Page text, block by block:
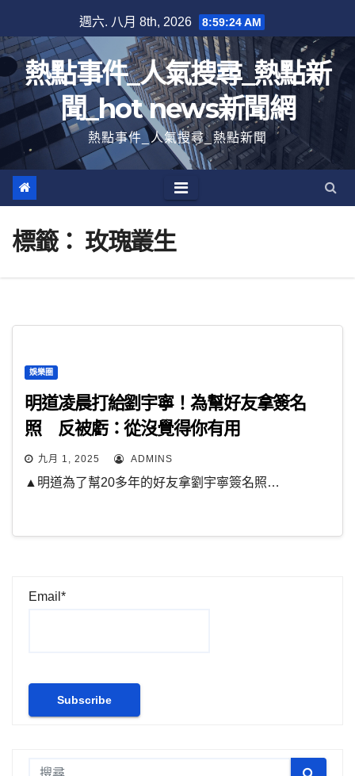
至
內
容
週六. 八月 8th, 2026 8:59:24 AM
熱點事件_人氣搜尋_熱點新
聞_hot news新聞網
熱點事件_人氣搜尋_熱點新聞
標籤： 玫瑰叢生
娛樂圈
明道凌晨打給劉宇寧！為幫好友拿簽名
照 反被虧：從沒覺得你有用
九月 1, 2025 ADMINS
▲明道為了幫20多年的好友拿劉宇寧簽名照…
Email*